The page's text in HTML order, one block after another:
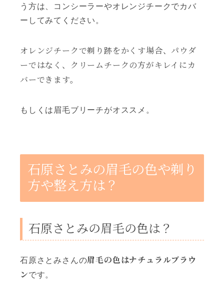
う方は、コンシーラーやオレンジチークでカバ
ーしてみてください。
オレンジチークで剃り跡をかくす場合、パウダ
ーではなく、クリームチークの方がキレイにカ
バーできます。
もしくは眉毛ブリーチがオススメ。
石原さとみの眉毛の色や剃り
方や整え方は？
石原さとみの眉毛の色は？
石原さとみさんの眉毛の色はナチュラルブラウ
ンです。